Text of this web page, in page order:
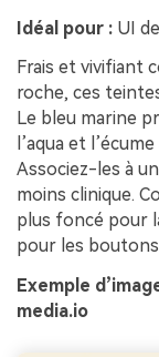
Idéal pour : UI
Frais et vivifiant
roche, ces
Le bleu marine
l’aqua et
Associez-les à
moins clinique.
plus foncé pour
pour les
Exemple
media.io